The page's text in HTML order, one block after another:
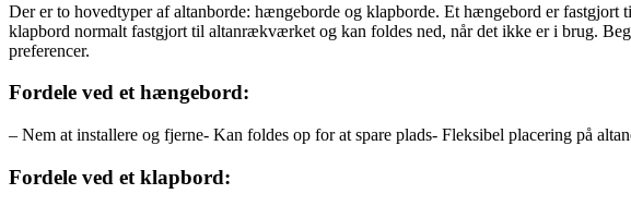
Der er to hovedtyper af altanborde: hængeborde og klapborde. Et hængebord er
klapbord normalt fastgjort til altanrækværket og kan foldes ned, når det ikke er i brug.
preferencer.
Fordele ved et hængebord:
– Nem at installere og fjerne- Kan foldes op for at spare plads- Fleksibel placering på
Fordele ved et klapbord: